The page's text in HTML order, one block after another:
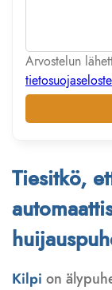
Arvostelun
Tiesitkö,
Kilpi on